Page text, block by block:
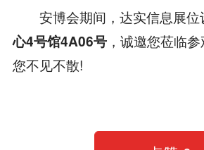
安博会期间，达实信息展位
心4号馆4A06号，诚邀您莅临
您不见不散!